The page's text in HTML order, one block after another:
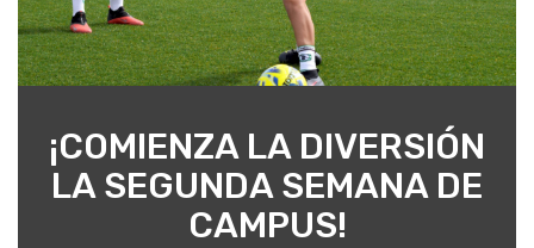
¡COMIENZA LA DIVERSIÓN
LA SEGUNDA SEMANA DE
CAMPUS!